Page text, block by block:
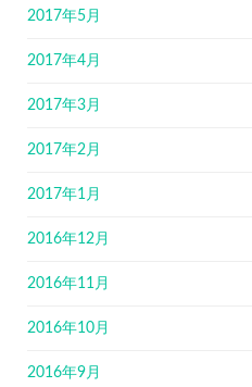
2017年5月
2017年4月
2017年3月
2017年2月
2017年1月
2016年12月
2016年11月
2016年10月
2016年9月